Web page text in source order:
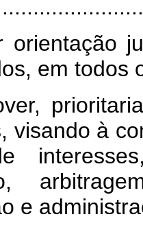
orientação
em todos
visando à
e